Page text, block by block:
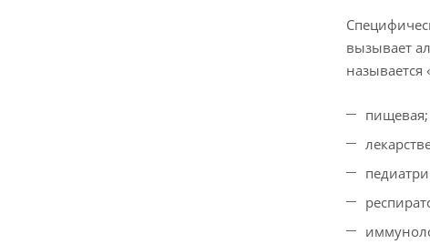
вызывает
называется
пищевая;